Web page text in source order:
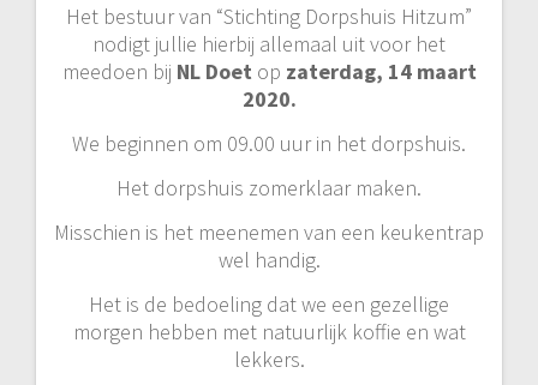
Het bestuur van “Stichting Dorpshuis Hitzum”
nodigt jullie hierbij allemaal uit voor het
meedoen bij NL Doet op zaterdag, 14 maart
2020.
We beginnen om 09.00 uur in het dorpshuis.
Het dorpshuis zomerklaar maken.
Misschien is het meenemen van een keukentrap
wel handig.
Het is de bedoeling dat we een gezellige
morgen hebben met natuurlijk koffie en wat
lekkers.